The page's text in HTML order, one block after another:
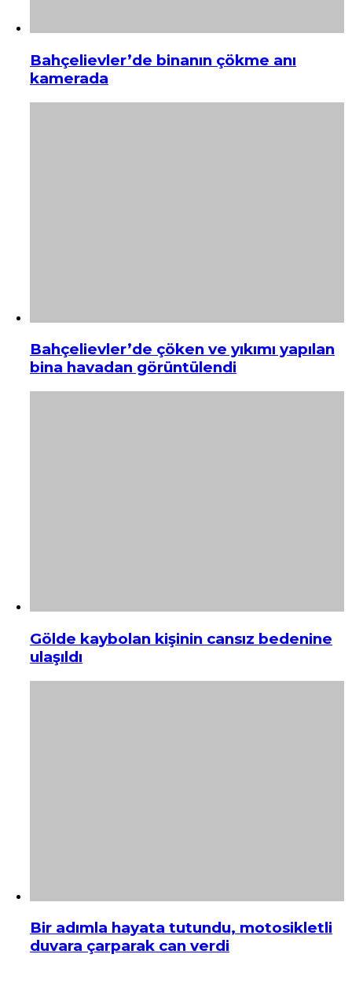
Bahçelievler’de binanın çökme anı
kamerada
Bahçelievler’de çöken ve yıkımı yapılan
bina havadan görüntülendi
Gölde kaybolan kişinin cansız bedenine
ulaşıldı
Bir adımla hayata tutundu, motosikletli
duvara çarparak can verdi